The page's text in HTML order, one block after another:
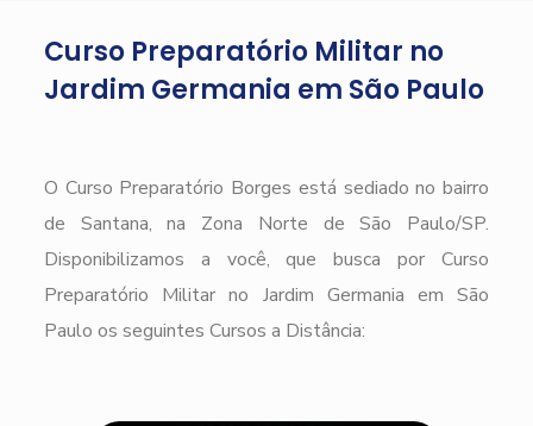
Curso Preparatório Militar no
Jardim Germania em São Paulo
O Curso Preparatório Borges está sediado no bairro
de Santana, na Zona Norte de São Paulo/SP.
Disponibilizamos a você, que busca por Curso
Preparatório Militar no Jardim Germania em São
Paulo os seguintes Cursos a Distância: